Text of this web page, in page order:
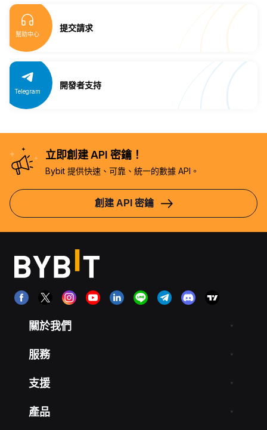
幫助中心
提交請求
Telegram
開發者支持
立即創建 API 密鑰！
Bybit 提供快速、可靠、統一的數據 API。
創建 API 密鑰
關於我們
服務
支援
產品